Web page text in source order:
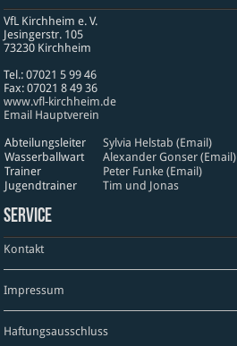
VfL Kirchheim e. V.
Jesinger­str. 105
73230 Kirch­heim
Tel.: 07021 5 99 46
Fax: 07021 8 49 36
www​.vfl​-kirch​heim​.de
Email Hauptverein
Abteilungsleiter
Sylvia Helstab (Email)
Wasserballwart
Alexander Gonser (Email)
Trainer
Peter Funke (Email)
Jugendtrainer
Tim und Jonas
Service
Kontakt
Impressum
Haftungsausschluss